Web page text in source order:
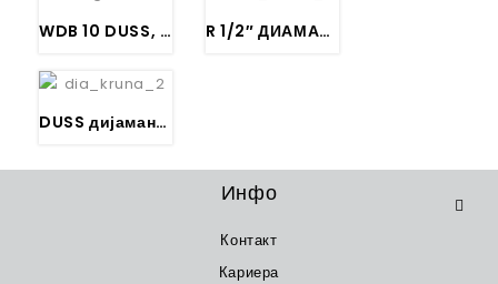
WDB 10 DUSS, Пумпа за водено водено ладење на Диамантски круни R 1/2″ ДИАМАНТСКА КРУНА ЗА БУШЕЊЕ ВО БЕТОН, L= 300 mm, DUSS
DUSS дијаманстска круна 450 mm
Инфо
Контакт
Кариера